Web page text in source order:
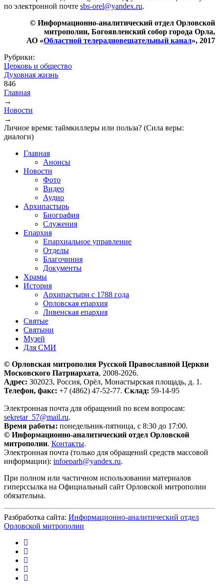
по электронной почте sbs-orel@yandex.ru.
© Информационно-аналитический отдел Орловской
митрополии, Богоявленский собор города Орла,
АО «Областной телерадиовещательный канал», 2017
Рубрики:
Церковь и общество
Духовная жизнь
846
Вы здесь
Главная
→
Новости
→
Личное время: таймкиллеры или польза? (Сила веры:
диалоги)
Главная
Анонсы
Новости
Фото
Видео
Аудио
Архипастырь
Биография
Служения
Епархия
Епархиальное управление
Отделы
Благочиния
Документы
Храмы
История
Архипастыри с 1788 года
Орловская епархия
Ливенская епархия
Святые
Святыни
Музей
Для СМИ
© Орловская митрополия Русской Православной Церкви
Московского Патриархата, 2008-2026.
Адрес: 302023, Россия, Орёл, Монастырская площадь, д. 1.
Телефон, факс: +7 (4862) 47-52-77. Склад: 59-14-95
Электронная почта для обращений по всем вопросам:
sekretar_57@mail.ru.
Время работы: понедельник-пятница, с 8:30 до 17:00.
© Информационно-аналитический отдел Орловской
митрополии. Контакты.
Электронная почта (только для обращений средств массовой
информации): infoeparh@yandex.ru.
При полном или частичном использовании материалов
гиперссылка на Официальный сайт Орловской митрополии
обязательна.
Разбработка сайта: Информационно-аналитический отдел
Орловской митрополии